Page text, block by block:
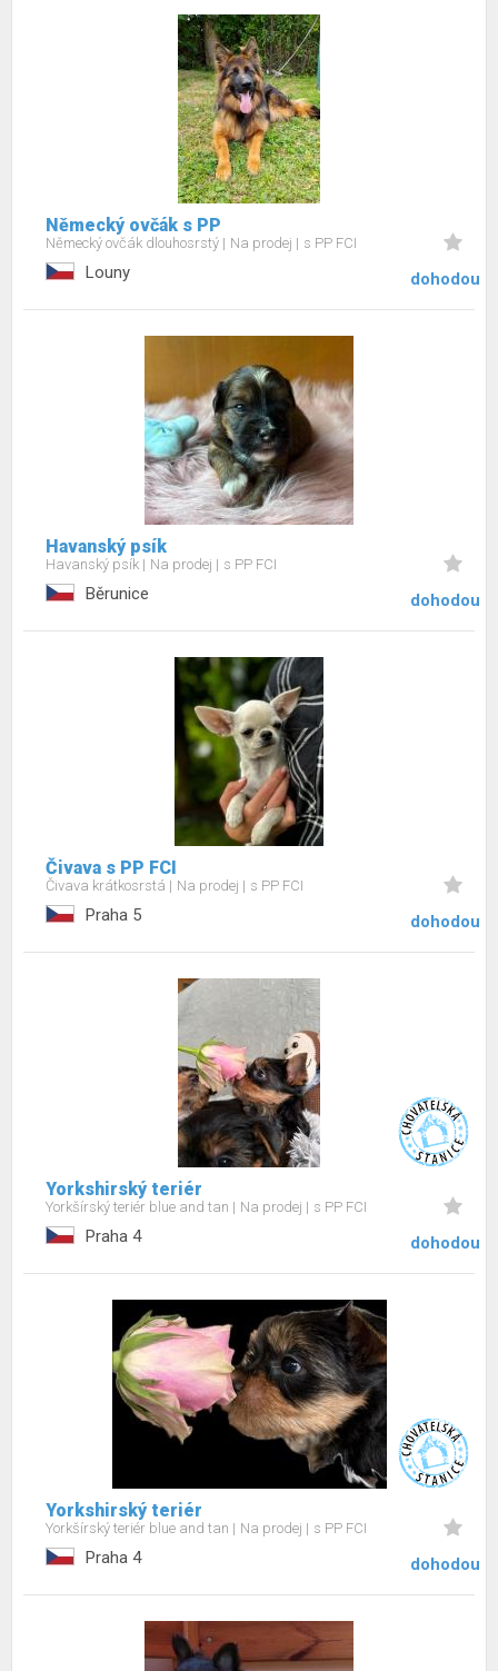
Německý ovčák s PP
Německý ovčák dlouhosrstý Na prodej s PP FCI
Louny dohodou
Havanský psík
Havanský psík Na prodej s PP FCI
Běrunice dohodou
Čivava s PP FCI
Čivava krátkosrstá Na prodej s PP FCI
Praha 5 dohodou
Yorkshirský teriér
Yorkšírský teriér blue and tan Na prodej s PP FCI
Praha 4 dohodou
Yorkshirský teriér
Yorkšírský teriér blue and tan Na prodej s PP FCI
Praha 4 dohodou